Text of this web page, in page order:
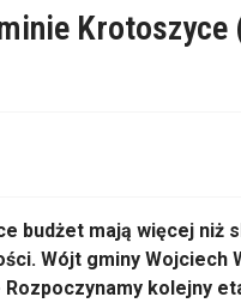
Krotoszyce
budżet mają więcej
Wójt gminy Wojciech
kolejny